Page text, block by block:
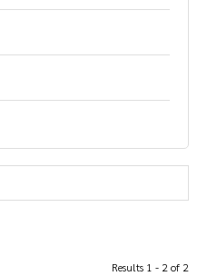
Results 1 - 2 of 2